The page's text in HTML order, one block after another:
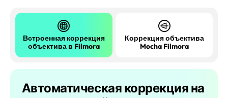
Встроенная коррекция
объектива в Filmora
Коррекция объектива
Mocha Filmora
Автоматическая коррекция на